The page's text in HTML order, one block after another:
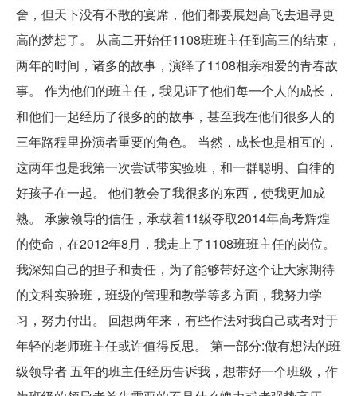
舍，但天下没有不散的宴席，他们都要展翅高飞去追寻更
高的梦想了。 从高二开始任1108班班主任到高三的结束，
两年的时间，诸多的故事，演绎了1108相亲相爱的青春故
事。 作为他们的班主任，我见证了他们每一个人的成长，
和他们一起经历了很多的的故事，甚至我在他们很多人的
三年路程里扮演者重要的角色。 当然，成长也是相互的，
这两年也是我第一次尝试带实验班，和一群聪明、自律的
好孩子在一起。 他们教会了我很多的东西，使我更加成
熟。 承蒙领导的信任，承载着11级夺取2014年高考辉煌
的使命，在2012年8月，我走上了1108班班主任的岗位。
我深知自己的担子和责任，为了能够带好这个让大家期待
的文科实验班，班级的管理和教学等多方面，我努力学
习，努力付出。 回想两年来，有些作法对我自己或者对于
年轻的老师班主任或许值得反思。 第一部分:做有想法的班
级领导者 五年的班主任经历告诉我，想带好一个班级，作